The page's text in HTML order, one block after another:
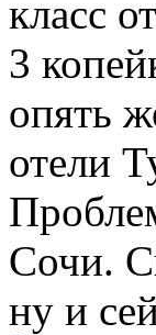
класс
3
опять
отели
Сочи.
ну и